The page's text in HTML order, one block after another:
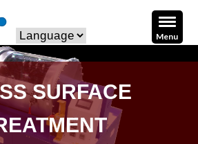
SURFACE
Menu